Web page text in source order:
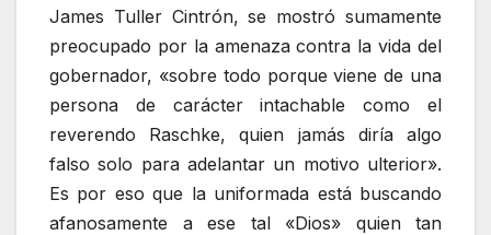
James Tuller Cintrón, se mostró sumamente
preocupado por la amenaza contra la vida del
gobernador, «sobre todo porque viene de una
persona de carácter intachable como el
reverendo Raschke, quien jamás diría algo
falso solo para adelantar un motivo ulterior».
Es por eso que la uniformada está buscando
afanosamente a ese tal «Dios» quien tan